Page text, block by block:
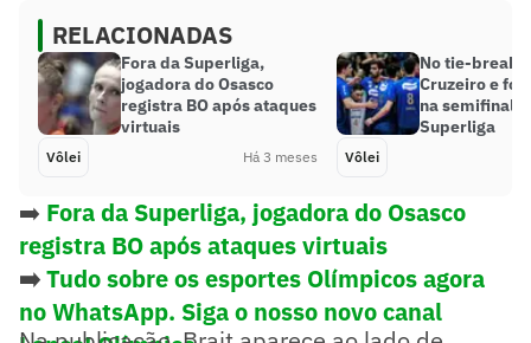
RELACIONADAS
Fora da Superliga,
jogadora do Osasco
registra BO após ataques
virtuais
Vôlei Há 3 meses
No tie-break,
Cruzeiro e
na semifinal
Superliga
Vôlei
➡️ Fora da Superliga, jogadora do Osasco
registra BO após ataques virtuais
➡️Tudo sobre os esportes Olímpicos agora
no WhatsApp. Siga o nosso novo canal